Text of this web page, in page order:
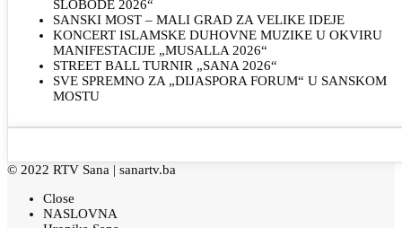
SLOBODE 2026“
SANSKI MOST – MALI GRAD ZA VELIKE IDEJE
KONCERT ISLAMSKE DUHOVNE MUZIKE U OKVIRU
MANIFESTACIJE „MUSALLA 2026“
STREET BALL TURNIR „SANA 2026“
SVE SPREMNO ZA „DIJASPORA FORUM“ U SANSKOM
MOSTU
© 2022 RTV Sana | sanartv.ba
Close
NASLOVNA